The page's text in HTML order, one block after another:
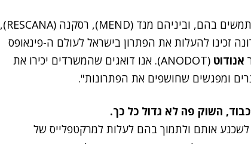
יש לנו מעל 25 מוצרים שמשרדי הממשלה משתמשים בהם, וביניהם מנד (MEND), רסקנה (RESCANA),
אנודוט
(ANODOT). אנו דואגים שהמשרדים יכירו את
ומפגשים שחושפים את הפתרונות".
השוק פה לא גדול כל כך.
אותם ולתמוך בהם לעלות למרקטפלייס של